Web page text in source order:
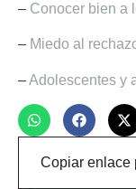
– Conocer bien a
– Miedo al
–Adolescentes y
Copiar enlace